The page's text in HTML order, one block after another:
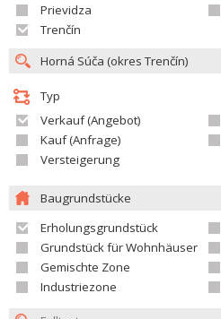
Prievidza
Trenčín
Typ
Verkauf (Angebot)
Kauf (Anfrage)
Versteigerung
Baugrundstücke
Erholungsgrundstück
Grundstück für Wohnhäuser
Gemischte Zone
Industriezone